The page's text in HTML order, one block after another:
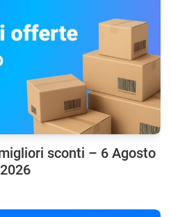
sconti – 6 Agosto
2026